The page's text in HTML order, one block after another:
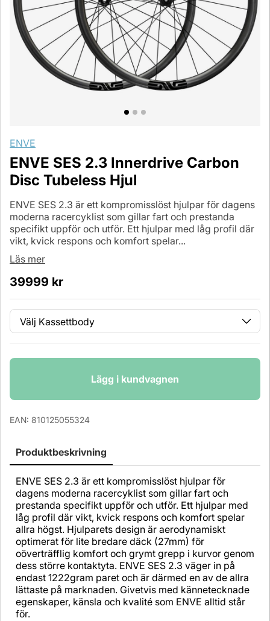
ENVE
ENVE SES 2.3 Innerdrive Carbon
Disc Tubeless Hjul
ENVE SES 2.3 är ett kompromisslöst hjulpar för dagens
moderna racercyklist som gillar fart och prestanda
specifikt uppför och utför. Ett hjulpar med låg profil där
vikt, kvick respons och komfort spelar...
Läs mer
39999 kr
Kassettbody
Lägg i kundvagnen
EAN: 810125055324
Produktbeskrivning
ENVE SES 2.3 är ett kompromisslöst hjulpar för
dagens moderna racercyklist som gillar fart och
prestanda specifikt uppför och utför. Ett hjulpar med
låg profil där vikt, kvick respons och komfort spelar
allra högst. Hjulparets design är aerodynamiskt
optimerat för lite bredare däck (27mm) för
oöverträfflig komfort och grymt grepp i kurvor genom
dess större kontaktyta. ENVE SES 2.3 väger in på
endast 1222gram paret och är därmed en av de allra
lättaste på marknaden. Givetvis med kännetecknade
egenskaper, känsla och kvalité som ENVE alltid står
för.